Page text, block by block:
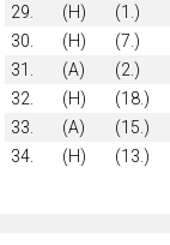
29.
(H) (1.)
30.
(H) (7.)
31.
(A) (2.)
32.
(H) (18.)
33.
(A) (15.)
34.
(H) (13.)